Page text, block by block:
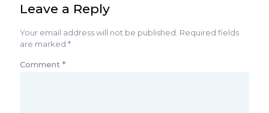
Leave a Reply
Your email address will not be published. Required fields
are marked *
Comment *